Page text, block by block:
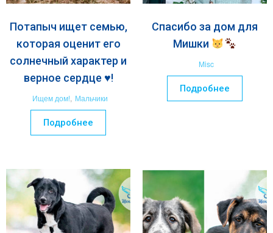
Потапыч ищет семью,
которая оценит его
солнечный характер и
верное сердце ♥️!
Ищем дом!, Мальчики
Подробнее
Спасибо за дом для
Мишки
Misc
Подробнее